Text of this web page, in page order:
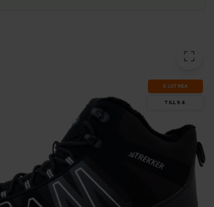
SLUT­REA
TILL 9.8.